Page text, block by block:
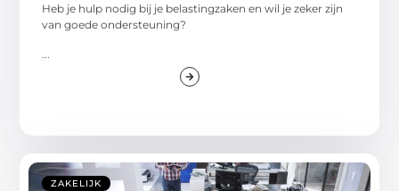
Heb je hulp nodig bij je belastingzaken en wil je zeker zijn
van goede ondersteuning?
ZAKELIJK